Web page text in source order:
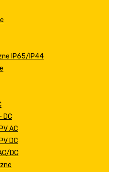
IP65/IP44
DC
AC
DC
DC